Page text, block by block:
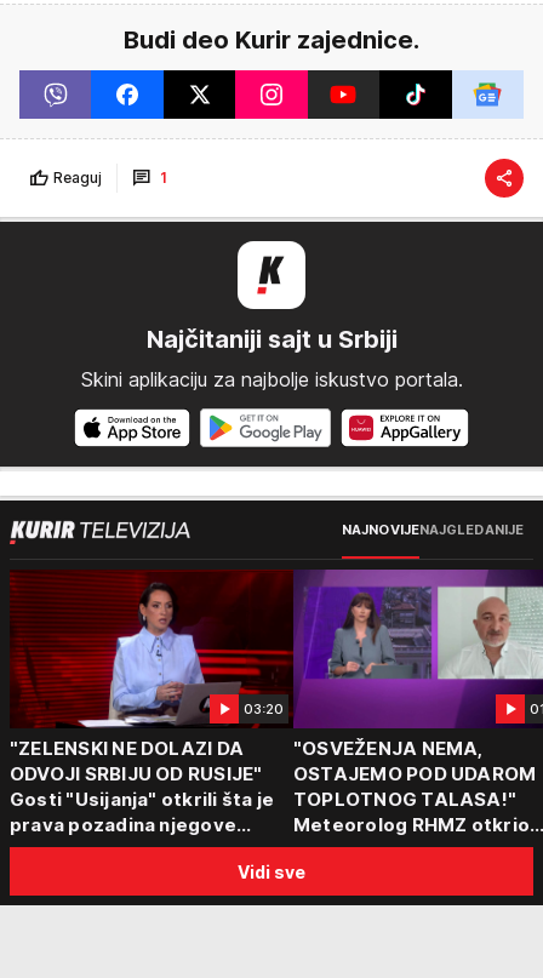
Budi deo Kurir zajednice.
Reaguj 1
Najčitaniji sajt u Srbiji
Skini aplikaciju za najbolje iskustvo portala.
NAJNOVIJENAJGLEDANIJE
03:20
"ZELENSKI NE DOLAZI DA
ODVOJI SRBIJU OD RUSIJE"
Gosti "Usijanja" otkrili šta je
prava pozadina njegove
posete Beogradu
"OSVEŽENJA NEMA,
OSTAJEMO POD UDAROM
TOPLOTNOG TALASA!"
Meteorolog RHMZ otkrio
kakvo vreme nas čeka do
kraja avgusta
Vidi sve